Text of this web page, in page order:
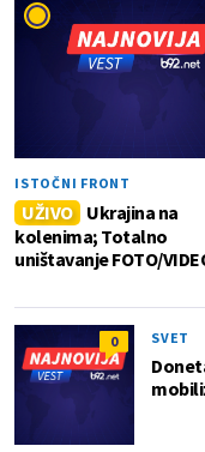
ISTOČNI FRONT
UŽIVO
Ukrajina na
kolenima; Totalno
uništavanje FOTO/
0 SVET